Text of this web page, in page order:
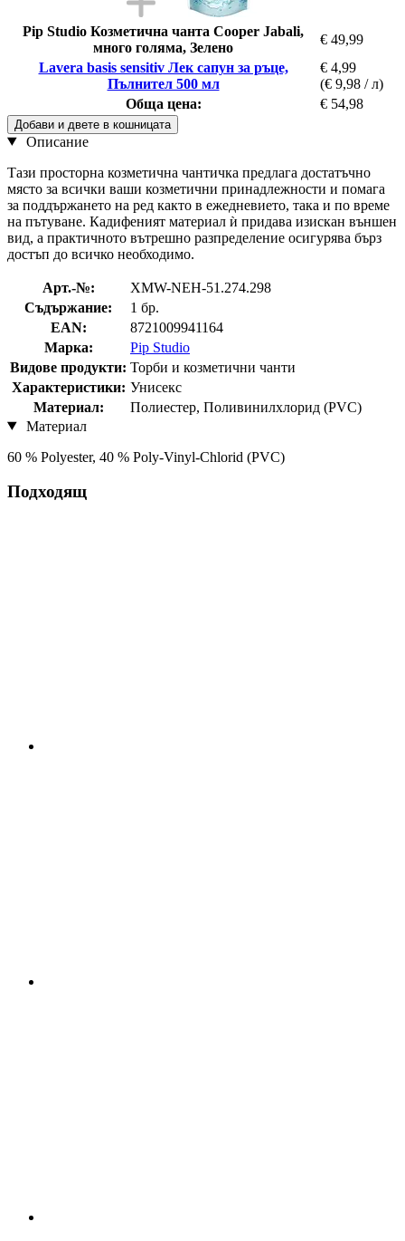
Pip Studio Козметична чанта Cooper Jabali,
много голяма, Зелено
€ 49,99
Lavera basis sensitiv Лек сапун за ръце,
Пълнител 500 мл
€ 4,99
(€ 9,98 / л)
Обща цена:
€ 54,98
Добави и двете в кошницата
Описание
Тази просторна козметична чантичка предлага достатъчно
място за всички ваши козметични принадлежности и помага
за поддържането на ред както в ежедневието, така и по време
на пътуване. Кадифеният материал ѝ придава изискан външен
вид, а практичното вътрешно разпределение осигурява бърз
достъп до всичко необходимо.
Арт.-№:
XMW-NEH-51.274.298
Съдържание:
1 бр.
EAN:
8721009941164
Марка:
Pip Studio
Видове продукти: Торби и козметични чанти
Характеристики: Унисекс
Материал:
Полиестер, Поливинилхлорид (PVC)
Материал
60 % Polyester, 40 % Poly-Vinyl-Chlorid (PVC)
Подходящ